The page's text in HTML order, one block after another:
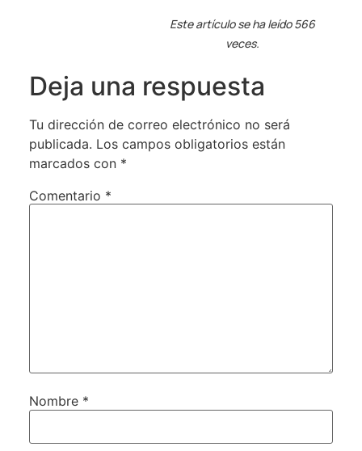
Este artículo se ha leído 566
veces.
Deja una respuesta
Tu dirección de correo electrónico no será
publicada. Los campos obligatorios están
marcados con *
Comentario *
Nombre *